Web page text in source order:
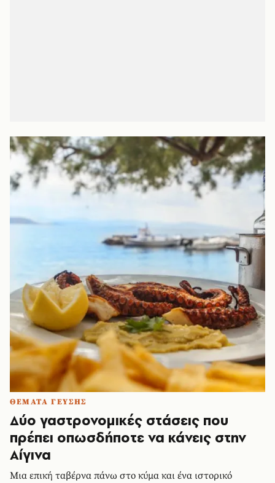
ΘΕΜΑΤΑ ΓΕΥΣΗΣ
Δύο γαστρονομικές στάσεις που
πρέπει οπωσδήποτε να κάνεις στην
Αίγινα
Μια επική ταβέρνα πάνω στο κύμα και ένα ιστορικό